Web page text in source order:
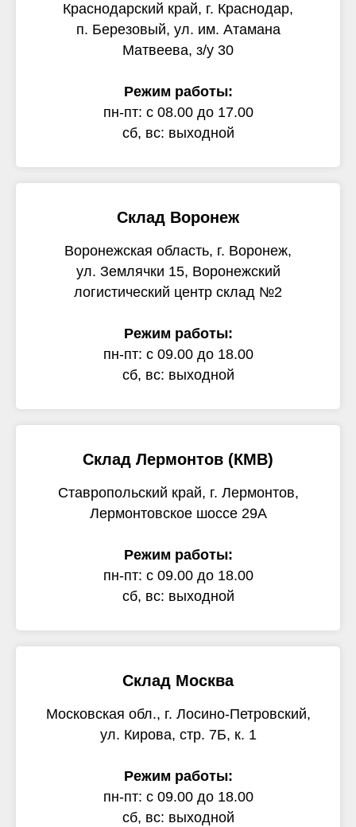
Краснодарский край, г. Краснодар,
п. Березовый, ул. им. Атамана
Матвеева, з/у 30
Режим работы:
пн-пт: с 08.00 до 17.00
сб, вс: выходной
Склад Воронеж
Воронежская область, г. Воронеж,
ул. Землячки 15, Воронежский
логистический центр склад №2
Режим работы:
пн-пт: с 09.00 до 18.00
сб, вс: выходной
Склад Лермонтов (КМВ)
Ставропольский край, г. Лермонтов,
Лермонтовское шоссе 29А
Режим работы:
пн-пт: с 09.00 до 18.00
сб, вс: выходной
Склад Москва
Московская обл., г. Лосино-Петровский,
ул. Кирова, стр. 7Б, к. 1
Режим работы:
пн-пт: с 09.00 до 18.00
сб, вс: выходной